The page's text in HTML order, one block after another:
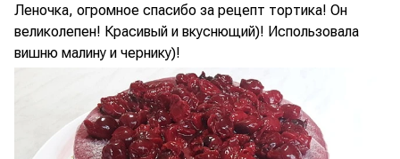
Леночка, огромное спасибо за рецепт тортика! Он
великолепен! Красивый и вкуснющий)! Использовала
вишню малину и чернику)!